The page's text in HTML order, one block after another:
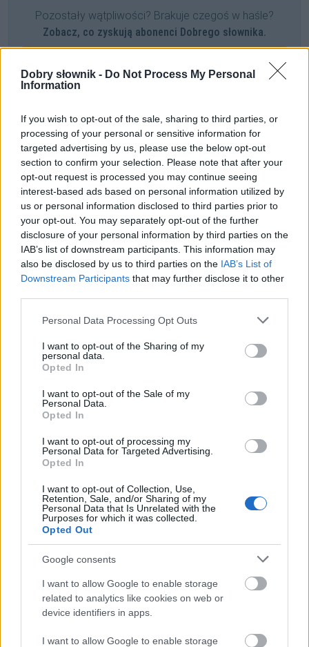
Dobry słownik - Do Not Process My Personal
Information
If you wish to opt-out of the sale, sharing to third parties, or
processing of your personal or sensitive information for
targeted advertising by us, please use the below opt-out
section to confirm your selection. Please note that after your
opt-out request is processed you may continue seeing
interest-based ads based on personal information utilized by
us or personal information disclosed to third parties prior to
your opt-out. You may separately opt-out of the further
disclosure of your personal information by third parties on the
IAB’s list of downstream participants. This information may
also be disclosed by us to third parties on the IAB’s List of
Downstream Participants that may further disclose it to other
Please note that this website/app uses one or more Google
not limited to your visit or usage behaviour. You may click to
grant or deny consent to Google and its third-party tags to
use your data for below specified purposes in below Google
consent section.
Personal Data Processing Opt Outs
I want to opt-out of the Sharing of my
personal data.
Opted In
I want to opt-out of the Sale of my
Personal Data.
Opted In
I want to opt-out of processing my
Personal Data for Targeted Advertising.
Opted In
I want to opt-out of Collection, Use,
Retention, Sale, and/or Sharing of my
Personal Data that Is Unrelated with the
Purposes for which it was collected.
Opted Out
Google consents
I want to allow Google to enable storage
related to analytics like cookies on web or
device identifiers in apps.
I want to allow Google to enable storage
Pozostały wątpliwości? Brakuje czegoś w haśle?
Zobacz, co zyskują abonenci Dobrego słownika.
Często sprawdzane
Pan major skrócony w odmianie
Słownikowe bzdury na tematAIDS
O odmianie i innymzadku
Ciekawostki
napędzić pietra— A skąd tenpieter?
RAF
— Pochodzenie słowa
RAF
Mogą Cię zainteresować również hasła
podawać w wątpliwość